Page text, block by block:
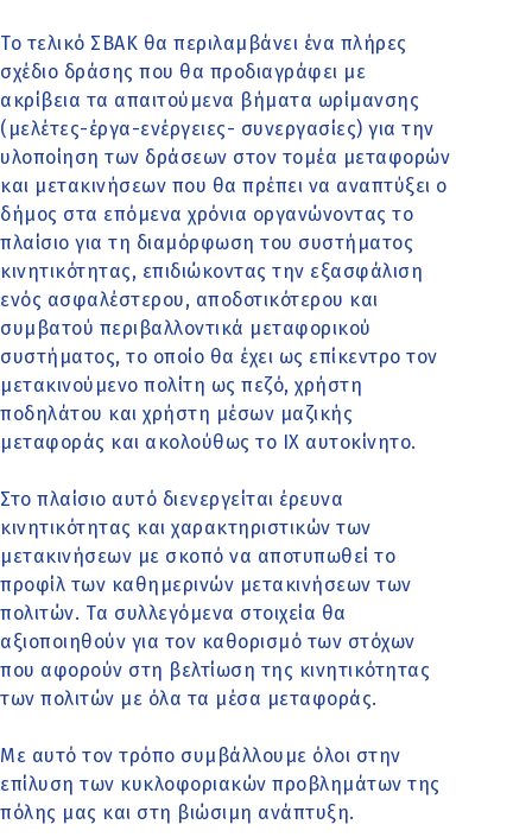
Το τελικό ΣΒΑΚ θα περιλαμβάνει ένα πλήρες
σχέδιο δράσης που θα προδιαγράφει με
ακρίβεια τα απαιτούμενα βήματα ωρίμανσης
(μελέτες-έργα-ενέργειες- συνεργασίες) για την
υλοποίηση των δράσεων στον τομέα μεταφορών
και μετακινήσεων που θα πρέπει να αναπτύξει ο
δήμος στα επόμενα χρόνια οργανώνοντας το
πλαίσιο για τη διαμόρφωση του συστήματος
κινητικότητας, επιδιώκοντας την εξασφάλιση
ενός ασφαλέστερου, αποδοτικότερου και
συμβατού περιβαλλοντικά μεταφορικού
συστήματος, το οποίο θα έχει ως επίκεντρο τον
μετακινούμενο πολίτη ως πεζό, χρήστη
ποδηλάτου και χρήστη μέσων μαζικής
μεταφοράς και ακολούθως το ΙΧ αυτοκίνητο.
Στο πλαίσιο αυτό διενεργείται έρευνα
κινητικότητας και χαρακτηριστικών των
μετακινήσεων με σκοπό να αποτυπωθεί το
προφίλ των καθημερινών μετακινήσεων των
πολιτών. Tα συλλεγόμενα στοιχεία θα
αξιοποιηθούν για τον καθορισμό των στόχων
που αφορούν στη βελτίωση της κινητικότητας
των πολιτών με όλα τα μέσα μεταφοράς.
Με αυτό τον τρόπο συμβάλλουμε όλοι στην
επίλυση των κυκλοφοριακών προβλημάτων της
πόλης μας και στη βιώσιμη ανάπτυξη.